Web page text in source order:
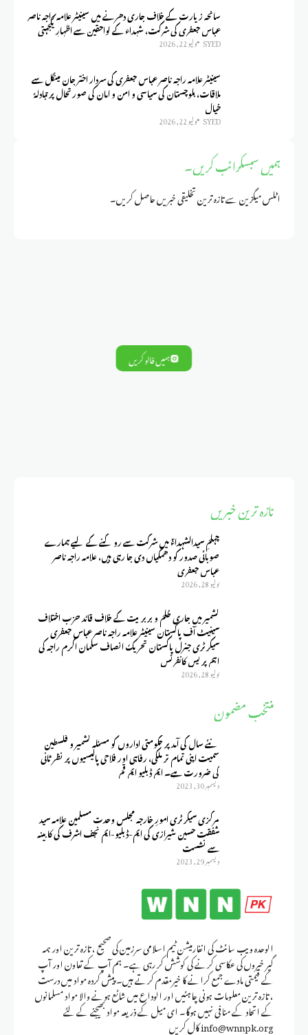
سانحہ زیارت کے خلاف جاری دھرنے میں سینیٹر علامہ راجہ ناصر
عباس جعفری کی شرکت، شہداء کے لواحقین سے اظہارِ یکجہتی
SYED يوليو 22, 2026
سینیٹر علامہ راجہ ناصر عباس جعفری کی سردار اختر جان مینگل سے
ملاقات، بلوچستان کی سیاسی و امن و امان کی صورتحال پر تبادلۂ
خیال
SYED يوليو 22, 2026
ہمیں سبسکرائب کریں۔
اٹلس میگزین سے تازہ ترین تخلیقی خبریں حاصل کریں۔
ہمیں فالو کریں
الوحدہ ویب سائٹ کی انفارمیشن ٹیم اسلامی سرزمین کی صحیح ، تازہ ترین اور ہمہ
گیر خبروں کی عکاسی کرنے کی کوشش کر رہی ہے۔ ہم آپ کے تعاون اور آپ
کے قیمتی مادے جمع کرانے کا خیرمقدم کرتے ہیں۔ پیش کردہ مواد میں درست
، تازہ ترین معلومات ہونی چاہئیں اور الوداع میں شائع ہونے والا مواد مسلمانوں
کے اتحاد کے منافی نہیں ہوگا۔ ای میل کے ذریعہ مواد بھیجنے کے لئے
info@wnnpk.org کال کریں
تازہ ترین خبریں
چہلمِ سیدالشہداءؑ میں شرکت سے روکنے کے لیے ہمارے
صوبائی صدور کو دھمکیاں دی جا رہی ہیں، علامہ راجہ ناصر
عباس جعفری
يوليو 28, 2026
کشمیر میں جاری ظلم و بربریت کے خلاف قائد حزب اختلاف
سینیٹ آف پاکستان سینیٹر علامہ راجہ ناصر عباس جعفری
سیکرٹری جنرل پاکستان تحریک انصاف سلمان اکرم راجہ کی
اہم پریس کانفرنس
يوليو 28, 2026
منتخب مضمون
نئے سال کی آمد پر حکومتی اداروں کو مسئلہ کشمیر و فلسطین
سمیت اپنی تمام تر ملکی، رفاہی اور فلاحی پالیسیوں پر نظر ثانی
کی ضرورت ہے۔ ایم ڈبلیو ایم قم
ديسمبر 30, 2023
مرکزی سیکرٹری امورِ خارجہ مجلس وحدت مسلمین علامہ سید
شفقت حسین شیرازی کی ایم-ڈبلیو-ایم نجف اشرف کی کابینہ
سے نشست
ديسمبر 29, 2023